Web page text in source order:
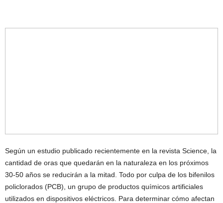
Según un estudio publicado recientemente en la revista Science, la
cantidad de oras que quedarán en la naturaleza en los próximos
30-50 años se reducirán a la mitad. Todo por culpa de los bifenilos
policlorados (PCB), un grupo de productos químicos artificiales
utilizados en dispositivos eléctricos. Para determinar cómo afectan